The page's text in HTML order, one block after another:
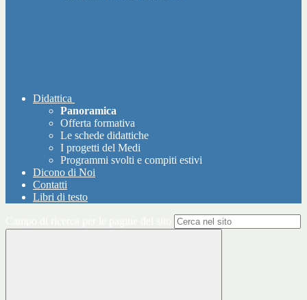
Didattica
Panoramica
Offerta formativa
Le schede didattiche
I progetti del Medi
Programmi svolti e compiti estivi
Dicono di Noi
Contatti
Libri di testo